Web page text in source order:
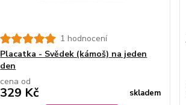
1 hodnocení
Placatka - Svědek (kámoš) na jeden
den
cena od
329 Kč skladem